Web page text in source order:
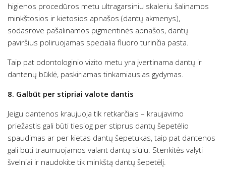
higienos procedūros metu ultragarsiniu skaleriu šalinamos
minkštosios ir kietosios apnašos (dantų akmenys),
sodasrove pašalinamos pigmentinės apnašos, dantų
paviršius poliruojamas specialia fluoro turinčia pasta.
Taip pat odontologinio vizito metu yra įvertinama dantų ir
dantenų būklė, paskiriamas tinkamiausias gydymas.
8. Galbūt per stipriai valote dantis
Jeigu dantenos kraujuoja tik retkarčiais – kraujavimo
priežastis gali būti tiesiog per stiprus dantų šepetėlio
spaudimas ar per kietas dantų šepetukas, taip pat dantenos
gali būti traumuojamos valant dantų siūlu. Stenkitės valyti
švelniai ir naudokite tik minkštą dantų šepetėlį.